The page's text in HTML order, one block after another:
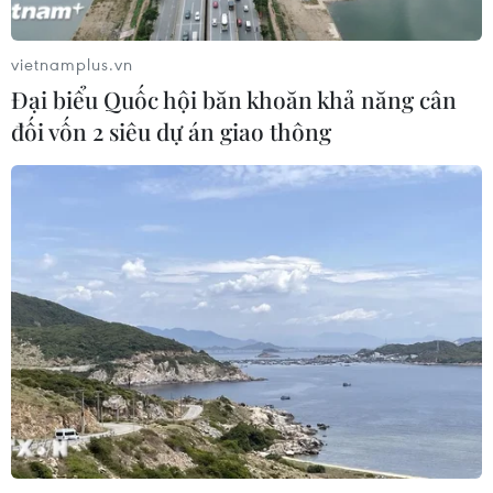
quân đội
06/08/2026 04:52
Mỹ điều tra sự cố hàng không liên
quan đến trực thăng chở Tổng thống
Trump
Iran cảnh báo đáp trả nhằm vào hạ
tầng năng lượng khu vực nếu bị tấn
công
06/08/2026 04:37
Iran và Oman đạt thỏa thuận về
tuyến vận tải qua eo biển Hormuz
vietnamplus.vn
Đại biểu Quốc hội băn khoăn khả năng cân
đối vốn 2 siêu dự án giao thông